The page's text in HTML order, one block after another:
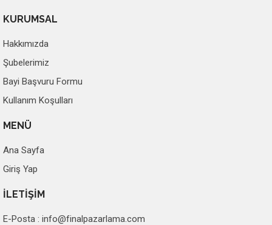
KURUMSAL
Hakkımızda
Şubelerimiz
Bayi Başvuru Formu
Kullanım Koşulları
MENÜ
Ana Sayfa
Giriş Yap
İLETİŞİM
E-Posta : info@finalpazarlama.com